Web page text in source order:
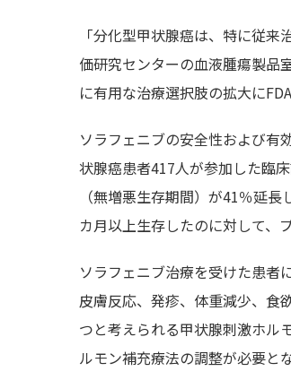
「分化型甲状腺癌は、特に従
価研究センターの血液腫瘍製品
に有用な治療選択肢の拡大に
ソラフェニブの安全性および有
状腺癌患者417人が参加した臨
（無増悪生存期間）が41％延
カ月以上生存したのに対して、
ソラフェニブ治療を受けた患者
皮膚反応、発疹、体重減少、食
つと考えられる甲状腺刺激ホル
ルモン補充療法の調整が必要とな